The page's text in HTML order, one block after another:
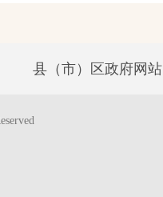
县（市）区政府网站